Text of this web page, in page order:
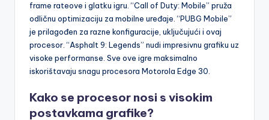
mogućnosti procesora. Također, omogućuju visoke
frame rateove i glatku igru. “Call of Duty: Mobile” pruža
odličnu optimizaciju za mobilne uređaje. “PUBG Mobile”
je prilagođen za razne konfiguracije, uključujući i ovaj
procesor. “Asphalt 9: Legends” nudi impresivnu grafiku uz
visoke performanse. Sve ove igre maksimalno
Kako se procesor nosi s visokim